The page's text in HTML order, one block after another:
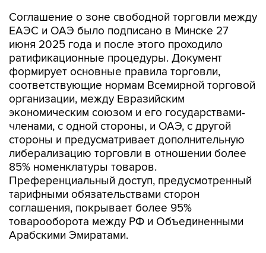
Соглашение о зоне свободной торговли между
ЕАЭС и ОАЭ было подписано в Минске 27
июня 2025 года и после этого проходило
ратификационные процедуры. Документ
формирует основные правила торговли,
соответствующие нормам Всемирной торговой
организации, между Евразийским
экономическим союзом и его государствами-
членами, с одной стороны, и ОАЭ, с другой
стороны и предусматривает дополнительную
либерализацию торговли в отношении более
85% номенклатуры товаров.
Преференциальный доступ, предусмотренный
тарифными обязательствами сторон
соглашения, покрывает более 95%
товарооборота между РФ и Объединенными
Арабскими Эмиратами.